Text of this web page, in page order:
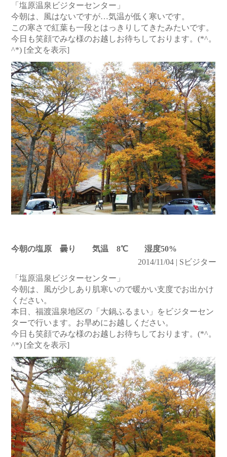
「塩原温泉ビジターセンター」
今朝は、風はないですが…気温が低く寒いです。
この寒さで紅葉も一段とはっきりしてきたみたいです。
今日も笑顔でみな様のお越しお待ちしております。(*^。
^*) [全文を表示]
今朝の塩原 曇り 気温 8℃ 湿度50%
2014/11/04 | Sビジター
「塩原温泉ビジターセンター」
今朝は、風が少しあり肌寒いので暖かい支度でお出かけ
ください。
本日、福渡温泉地区の「大鍋ふるまい」をビジターセン
ターで行います。お早めにお越しください。
今日も笑顔でみな様のお越しお待ちしております。(*^。
^*) [全文を表示]